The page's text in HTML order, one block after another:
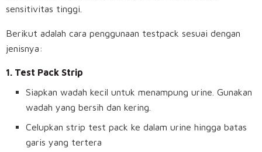
sensitivitas tinggi.
Berikut adalah cara penggunaan testpack sesuai dengan
jenisnya:
1. Test Pack Strip
Siapkan wadah kecil untuk menampung urine. Gunakan
wadah yang bersih dan kering.
Celupkan strip test pack ke dalam urine hingga batas
garis yang tertera